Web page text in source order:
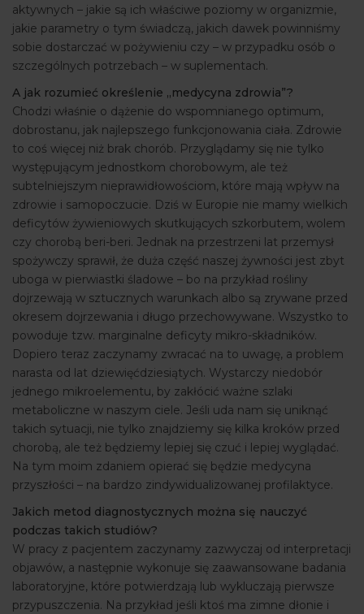
aktywnych – jakie są ich właściwe poziomy w organizmie,
jakie parametry o tym świadczą, jakich dawek powinniśmy
sobie dostarczać w pożywieniu czy – w przypadku osób o
szczególnych potrzebach – w suplementach.
A jak rozumieć określenie „medycyna zdrowia”?
Chodzi właśnie o dążenie do wspomnianego optimum,
dobrostanu, jak najlepszego funkcjonowania ciała. Zdrowie
to coś więcej niż brak chorób. Przyglądamy się nie tylko
występującym jednostkom chorobowym, ale też
subtelniejszym nieprawidłowościom, które mają wpływ na
zdrowie i samopoczucie. Dziś w Europie nie mamy wielkich
deficytów żywieniowych skutkujących szkorbutem, wolem
czy chorobą beri-beri. Jednak na przestrzeni lat przemysł
spożywczy sprawił, że duża część naszej żywności jest zbyt
uboga w pierwiastki śladowe – bo na przykład rośliny
dojrzewają w sztucznych warunkach albo są zrywane przed
okresem dojrzewania i długo przechowywane. Wszystko to
powoduje tzw. marginalne deficyty mikro-składników.
Dopiero teraz zaczynamy zwracać na to uwagę, a problem
narasta od lat dziewięćdziesiątych. Wystarczy niedobór
jednego mikroelementu, by zakłócić ważne szlaki
metaboliczne w naszym ciele. Jeśli uda nam się uniknąć
takich sytuacji, nie tylko znajdziemy się kilka kroków przed
chorobą, ale też będziemy lepiej się czuć i lepiej wyglądać.
Na tym moim zdaniem opierać się będzie medycyna
przyszłości – na bardzo zindywidualizowanej profilaktyce.
Jakich metod diagnostycznych można się nauczyć
podczas takich studiów?
W pracy z pacjentem zaczynamy zazwyczaj od interpretacji
objawów, a następnie wykonuje się zaawansowane badania
laboratoryjne, które potwierdzają lub wykluczają pierwsze
przypuszczenia. Na przykład jeśli ktoś ma zimne dłonie i